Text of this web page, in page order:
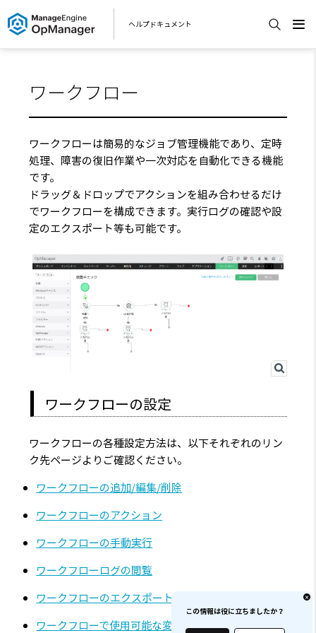
ヘルプドキュメント
ワークフロー
ワークフローは簡易的なジョブ管理機能であり、定時
処理、障害の復旧作業や一次対応を自動化できる機能
です。
ドラッグ＆ドロップでアクションを組み合わせるだけ
でワークフローを構成できます。実行ログの確認や設
定のエクスポート等も可能です。
ワークフローの設定
ワークフローの各種設定方法は、以下それぞれのリン
ク先ページよりご確認ください。
ワークフローの追加/編集/削除
ワークフローのアクション
ワークフローの手動実行
ワークフローログの閲覧
ワークフローのエクスポート/インポート/コピー
ワークフローで使用可能な変数
この情報は役に立ちましたか？